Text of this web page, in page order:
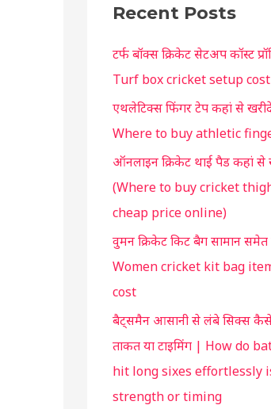
c
f
o
r
:
Recent Posts
टर्फ बॉक्स क्रिकेट सेटअप कॉस्ट
Turf box cricket setup
एथलेटिक्स फिंगर टेप कहां से
Where to buy athletic
ऑनलाइन क्रिकेट थाई पैड कहां से
(Where to buy cricket
cheap price online)
वुमन क्रिकेट किट बैग सामान
Women cricket kit bag
cost
बैट्समैन आसानी से लंबे सिक्स कैसे
ताकत या टाइमिंग | How do
hit long sixes effortlessly
strength or timing
u
t
f
r